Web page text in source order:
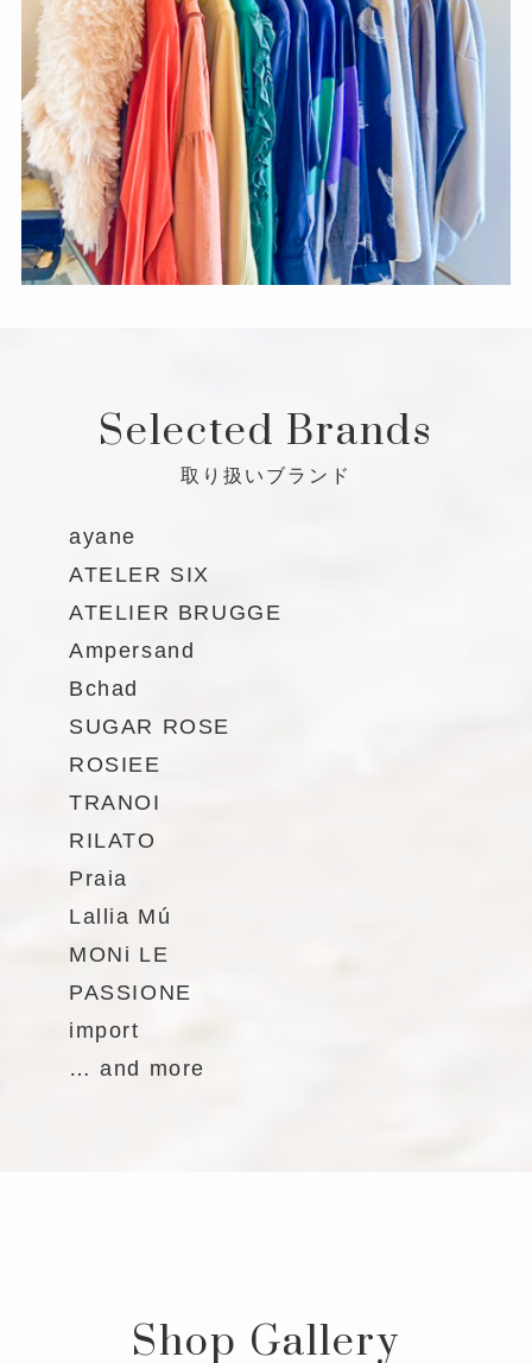
Selected Brands
取り扱いブランド
ayane
ATELER SIX
ATELIER BRUGGE
Ampersand
Bchad
SUGAR ROSE
ROSIEE
TRANOI
RILATO
Praia
Lallia Mú
MONi LE
PASSIONE
import
… and more
Shop Gallery